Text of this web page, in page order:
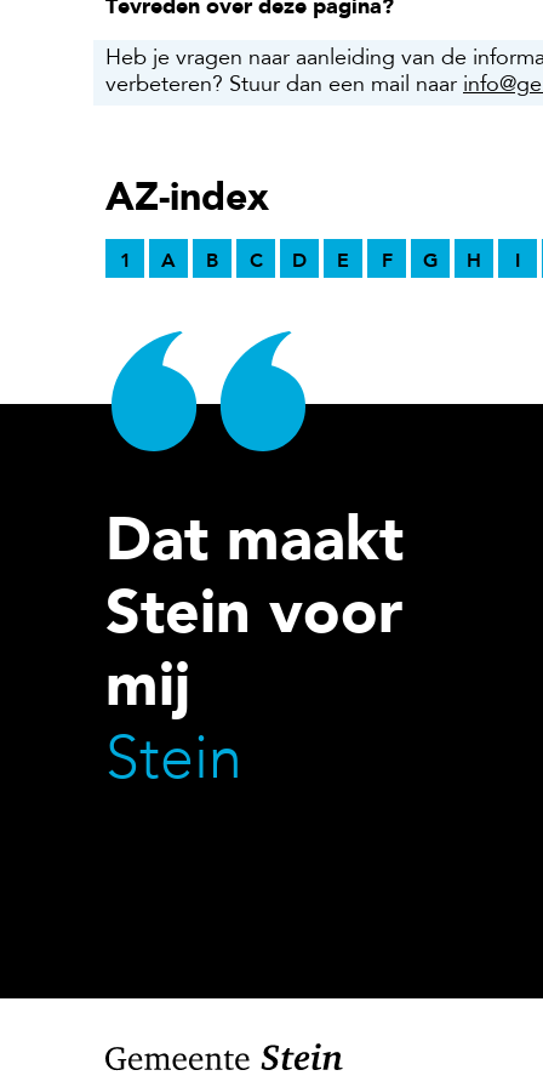
Tevreden over deze pagina?
Heb je vragen naar aanleiding van de
verbeteren? Stuur dan een mail naar
AZ-index
1 A B C D E F G H I
Dat maakt
Stein voor
mij
Stein